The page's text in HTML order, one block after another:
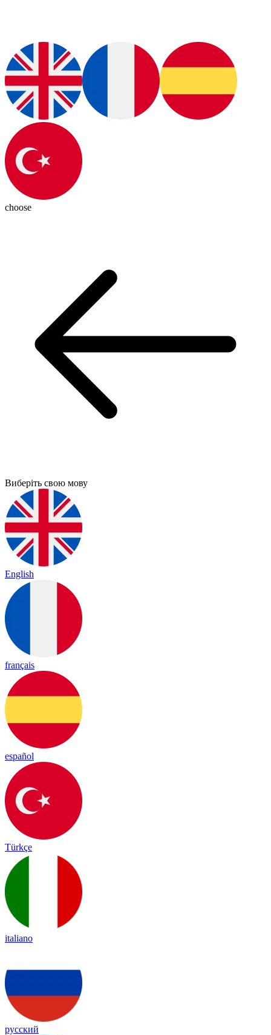
choose
Виберіть свою мову
English
français
español
Türkçe
italiano
русский